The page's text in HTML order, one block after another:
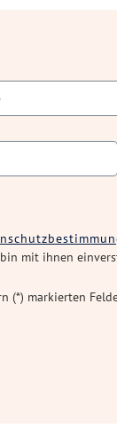
mit ihnen
(*) markierten